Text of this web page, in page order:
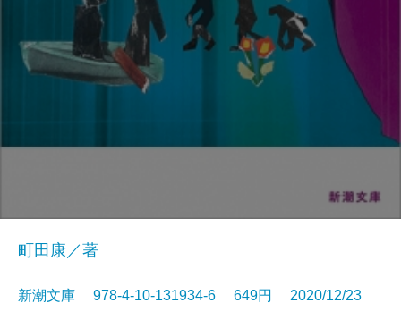
町田康／著
新潮文庫 978-4-10-131934-6 649円 2020/12/23